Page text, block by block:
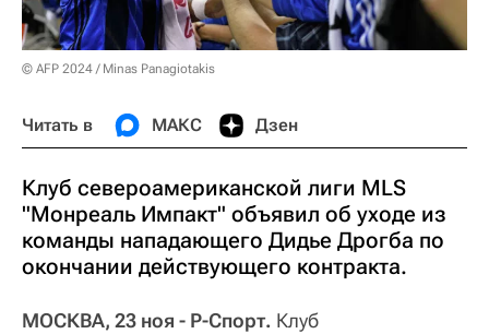
© AFP 2024 / Minas Panagiotakis
Читать в МАКС Дзен
Клуб североамериканской лиги MLS
"Монреаль Импакт" объявил об уходе из
команды нападающего Дидье Дрогба по
окончании действующего контракта.
МОСКВА, 23 ноя - Р-Спорт. Клуб